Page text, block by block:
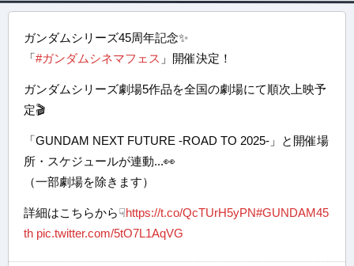
ガンダムシリーズ45周年記念✨
「#ガンダムシネマフェス 」開催決定！
ガンダムシリーズ劇場5作品を全国の劇場にて順次上映予
定🎬
「GUNDAM NEXT FUTURE -ROAD TO 2025-」と開催場
所・スケジュールが連動...👀
（一部劇場を除きます）
詳細はこちらから☟https://t.co/QcTUrH5yPN#GUNDAM45
th pic.twitter.com/5tO7L1AqVG